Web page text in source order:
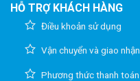
HỖ TRỢ KHÁCH HÀNG
Điều khoản sử dụng
Vận chuyển và giao nhận
Phương thức thanh toán